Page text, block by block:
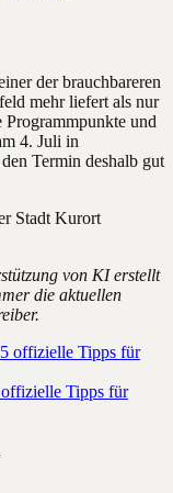
der brauchbareren
mehr liefert als nur
und
4. Juli in
Termin deshalb gut
Stadt Kurort
von KI erstellt
die aktuellen
offizielle Tipps für
Tipps für